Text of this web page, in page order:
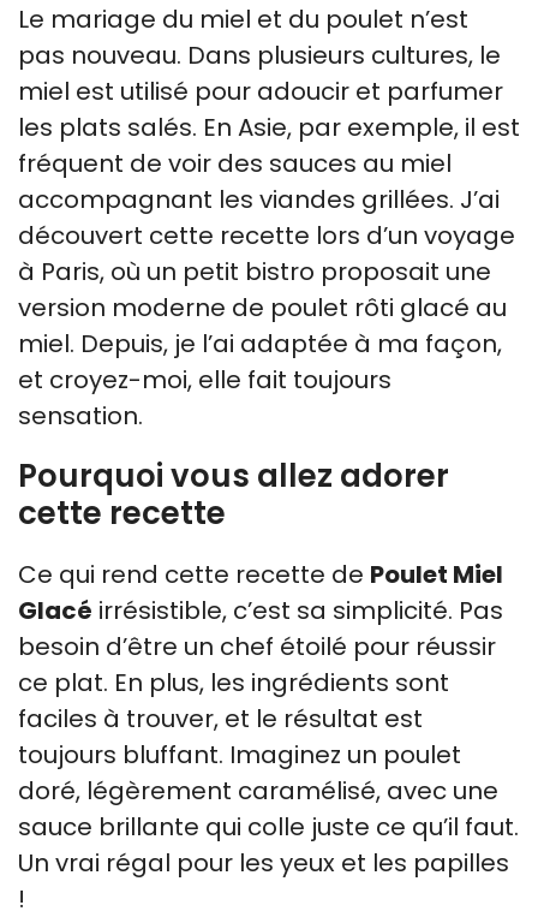
Le mariage du miel et du poulet n’est
pas nouveau. Dans plusieurs cultures, le
miel est utilisé pour adoucir et parfumer
les plats salés. En Asie, par exemple, il est
fréquent de voir des sauces au miel
accompagnant les viandes grillées. J’ai
découvert cette recette lors d’un voyage
à Paris, où un petit bistro proposait une
version moderne de poulet rôti glacé au
miel. Depuis, je l’ai adaptée à ma façon,
et croyez-moi, elle fait toujours
sensation.
Pourquoi vous allez adorer
cette recette
Ce qui rend cette recette de Poulet Miel
Glacé irrésistible, c’est sa simplicité. Pas
besoin d’être un chef étoilé pour réussir
ce plat. En plus, les ingrédients sont
faciles à trouver, et le résultat est
toujours bluffant. Imaginez un poulet
doré, légèrement caramélisé, avec une
sauce brillante qui colle juste ce qu’il faut.
Un vrai régal pour les yeux et les papilles
!